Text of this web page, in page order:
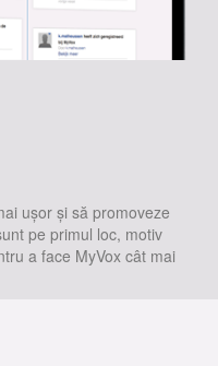
ușor și să promoveze
pe primul loc, motiv
a face MyVox cât mai